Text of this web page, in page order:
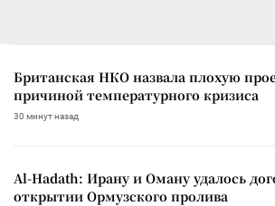
Британская НКО назвала плохую
причиной температурного кризиса
30 минут назад
Al-Hadath: Ирану и Оману удалось
открытии Ормузского пролива